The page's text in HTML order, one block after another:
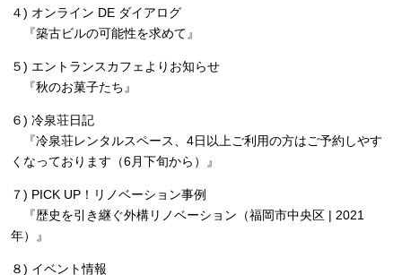
４) オンライン DE ダイアログ
『築古ビルの可能性を求めて』
５) エントランスカフェよりお知らせ
『秋のお菓子たち』
６) 冷泉荘日記
『冷泉荘レンタルスペース、4日以上ご利用の方はご予約しやす
くなっております（6月下旬から）』
７) PICK UP！リノベーション事例
『歴史を引き継ぐ外構リノベーション（福岡市中央区 | 2021
年）』
８) イベント情報